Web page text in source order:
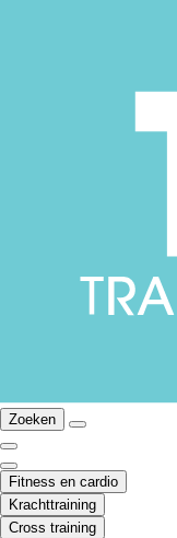
Zoeken
Fitness en cardio
Krachttraining
Cross training